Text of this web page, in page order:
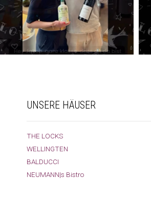
UNSERE HÄUSER
THE LOCKS
WELLINGTEN
BALDUCCI
NEUMANN|s Bistro